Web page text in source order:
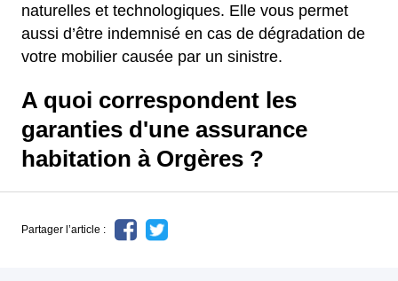
naturelles et technologiques. Elle vous permet
aussi d’être indemnisé en cas de dégradation de
votre mobilier causée par un sinistre.
A quoi correspondent les
garanties d'une assurance
habitation à Orgères ?
Partager l’article :